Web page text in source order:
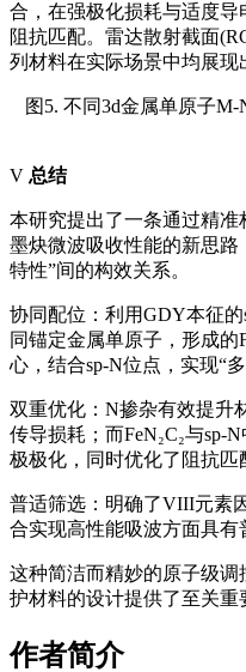
合，在强极化损耗与适度
阻抗匹配。雷达散射截面(
列材料在实际场景中均展现
图5. 不同3d金属单原子
V 总结
本研究提出了一条通过精
墨炔微波吸收性能的新思
特性”间的构效关系。
协同配位：利用GDY本征的
同锚定金属单原子，形成的
心，结合sp‑N位点，实现“
双重优化：N掺杂有效提升
传导损耗；而FeN₂C₂与
极极化，同时优化了阻抗匹
普适筛选：明确了VIII元素
合实现高性能吸波方面具有
这种简洁而精妙的原子级
护材料的设计提供了至关重
作者简介